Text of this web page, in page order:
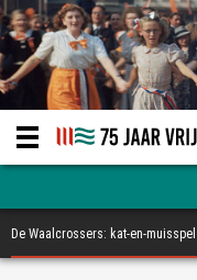
De Waalcrossers: kat-en-